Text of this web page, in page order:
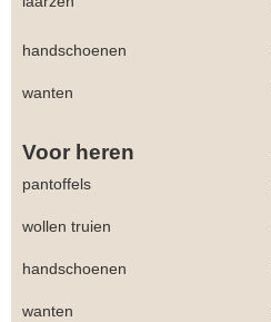
handschoenen
wanten
Voor heren
pantoffels
wollen truien
handschoenen
wanten